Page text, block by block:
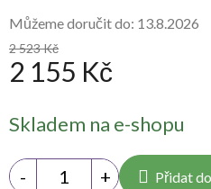
2 523 Kč
2 155 Kč
cena:
Skladem na e-shopu
Můžeme doručit do: 13.8.2026
Přidat